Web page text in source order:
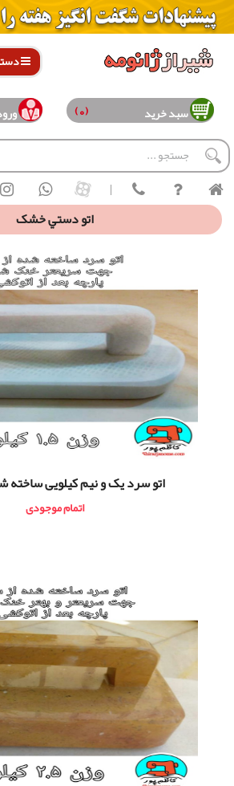
سبد خرید (0)
|
اتو دستي خشک
اتو سرد یک و نیم کیلویی
اتمام موجودی